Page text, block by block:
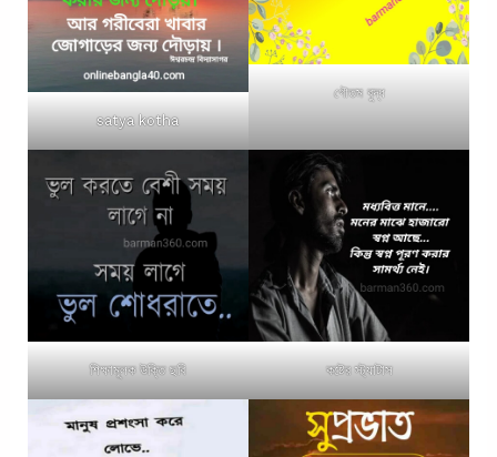
satya kotha
গৌতম বুদ্ধ
শিক্ষামূলক উক্তি ছবি কষ্টের স্ট্যাটাস